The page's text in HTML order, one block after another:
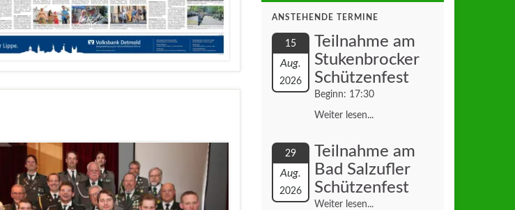
ANSTEHENDE TERMINE
15
Aug.
2026
Teilnahme am
Stukenbrocker
Schützenfest
Beginn: 17:30
Weiter lesen...
29
Aug.
2026
Teilnahme am
Bad Salzufler
Schützenfest
Weiter lesen...